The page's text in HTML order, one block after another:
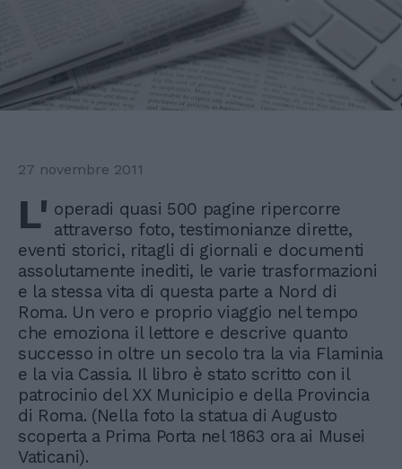
27 novembre 2011
L' operadi quasi 500 pagine ripercorre
attraverso foto, testimonianze dirette,
eventi storici, ritagli di giornali e documenti
assolutamente inediti, le varie trasformazioni
e la stessa vita di questa parte a Nord di
Roma. Un vero e proprio viaggio nel tempo
che emoziona il lettore e descrive quanto
successo in oltre un secolo tra la via Flaminia
e la via Cassia. Il libro è stato scritto con il
patrocinio del XX Municipio e della Provincia
di Roma. (Nella foto la statua di Augusto
scoperta a Prima Porta nel 1863 ora ai Musei
Vaticani).